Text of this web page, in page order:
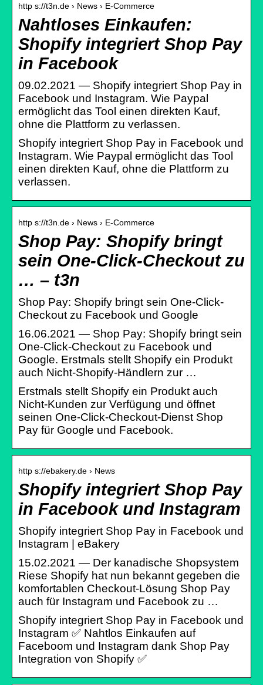
http s://t3n.de › News › E-Commerce
Nahtloses Einkaufen:
Shopify integriert Shop Pay
in Facebook
09.02.2021 — Shopify integriert Shop Pay in
Facebook und Instagram. Wie Paypal
ermöglicht das Tool einen direkten Kauf,
ohne die Plattform zu verlassen.
Shopify integriert Shop Pay in Facebook und
Instagram. Wie Paypal ermöglicht das Tool
einen direkten Kauf, ohne die Plattform zu
verlassen.
http s://t3n.de › News › E-Commerce
Shop Pay: Shopify bringt
sein One-Click-Checkout zu
… – t3n
Shop Pay: Shopify bringt sein One-Click-
Checkout zu Facebook und Google
16.06.2021 — Shop Pay: Shopify bringt sein
One-Click-Checkout zu Facebook und
Google. Erstmals stellt Shopify ein Produkt
auch Nicht-Shopify-Händlern zur …
Erstmals stellt Shopify ein Produkt auch
Nicht-Kunden zur Verfügung und öffnet
seinen One-Click-Checkout-Dienst Shop
Pay für Google und Facebook.
http s://ebakery.de › News
Shopify integriert Shop Pay
in Facebook und Instagram
Shopify integriert Shop Pay in Facebook und
Instagram | eBakery
15.02.2021 — Der kanadische Shopsystem
Riese Shopify hat nun bekannt gegeben die
komfortablen Checkout-Lösung Shop Pay
auch für Instagram und Facebook zu …
Shopify integriert Shop Pay in Facebook und
Instagram ✅ Nahtlos Einkaufen auf
Faceboom und Instagram dank Shop Pay
Integration von Shopify ✅